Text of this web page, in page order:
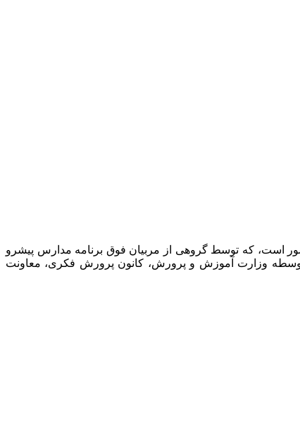
است، که توسط گروهی از مربیان فوق برنامه مدارس پیشرو
وزارت آموزش و پرورش، کانون پرورش فکری، معاونت